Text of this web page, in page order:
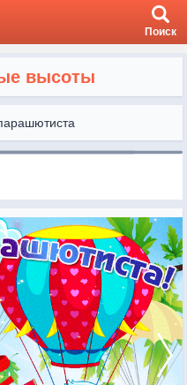
Поиск
высоты